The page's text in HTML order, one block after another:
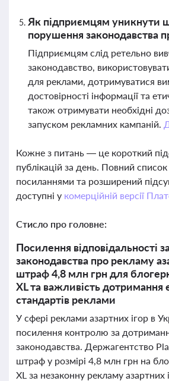
Як підприємцям уникнути
порушення законодавства
Підприємцям слід ретельно
законодавство,
для реклами, дотримуватися
достовірності інформації та
також отримувати необхідні
запуском рекламних кампаній.
Кожне з питань — це короткий
публікацій за день. Повний
посиланнями та розширений
доступні у комерційній версії
Стисло про головне:
Посилення відповідальності
законодавства про рекламу
штраф 4,8 млн грн для
XL та важливість дотримання
стандартів реклами
У сфері реклами азартних ігор в
посилення контролю за
законодавства. Держагентство
штраф у розмірі 4,8 млн грн на
XL за незаконну рекламу азартних